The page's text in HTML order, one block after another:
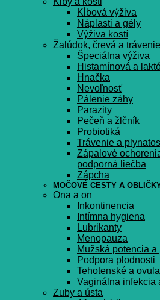
Kĺbová výživa
Náplasti a gély
Výživa kostí
Žalúdok, črevá a trávenie
Špeciálna výživa
Histamínová a
Hnačka
Nevoľnosť
Pálenie záhy
Parazity
Pečeň a žlčník
Probiotiká
Trávenie a
Zápalové
podporná liečba
Zápcha
MOČOVÉ CESTY A
Ona a on
Inkontinencia
Intímna hygiena
Lubrikanty
Menopauza
Mužská potencia a
Podpora plodnosti
Tehotenské a
Vaginálna infekcia
Zuby a ústa